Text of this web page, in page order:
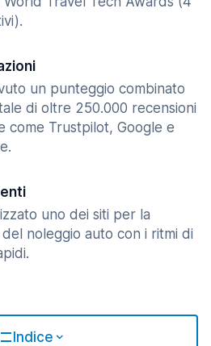
un punteggio combinato
di oltre 250.000 recensioni
come Trustpilot, Google e
uno dei siti per la
noleggio auto con i ritmi di
Indice